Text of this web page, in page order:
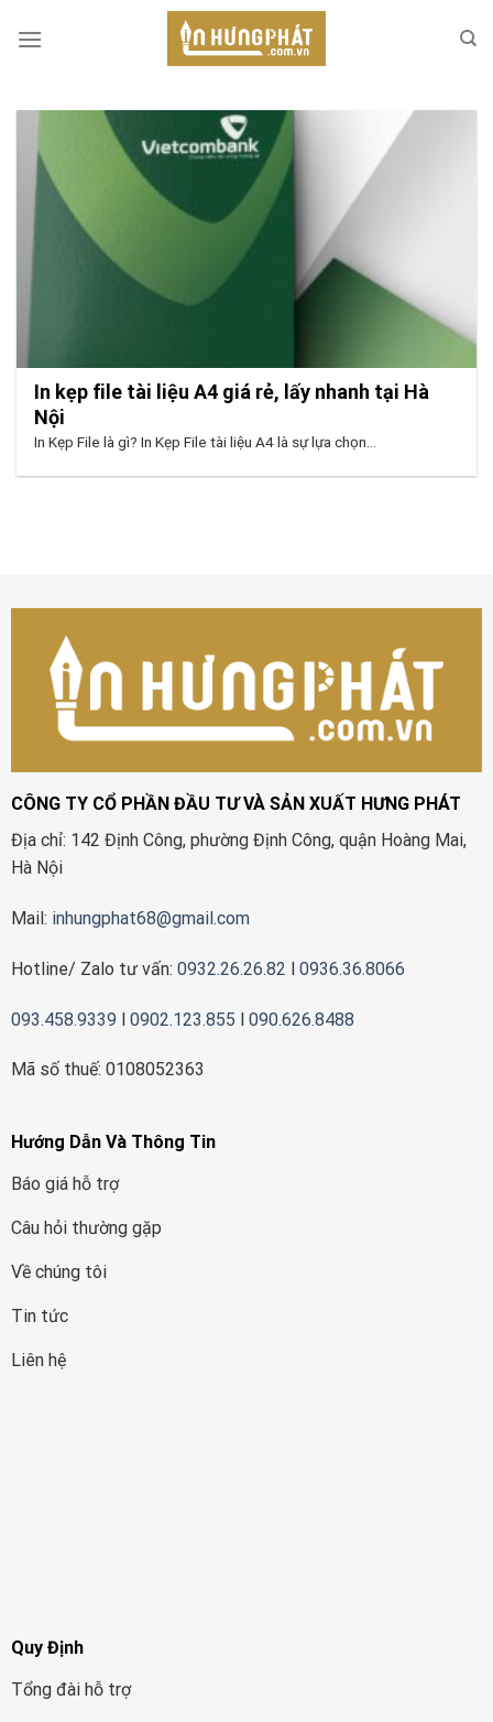
In kẹp file tài liệu A4 giá rẻ, lấy nhanh tại Hà
Nội
In Kẹp File là gì? In Kẹp File tài liệu A4 là sự lựa chọn...
CÔNG TY CỔ PHẦN ĐẦU TƯ VÀ SẢN XUẤT HƯNG PHÁT
Địa chỉ: 142 Định Công, phường Định Công, quận Hoàng Mai,
Hà Nội
Mail: inhungphat68@gmail.com
Hotline/ Zalo tư vấn: 0932.26.26.82 l 0936.36.8066
093.458.9339 l 0902.123.855 l 090.626.8488
Mã số thuế: 0108052363
Hướng Dẫn Và Thông Tin
Báo giá hỗ trợ
Câu hỏi thường gặp
Về chúng tôi
Tin tức
Liên hệ
Quy Định
Tổng đài hỗ trợ